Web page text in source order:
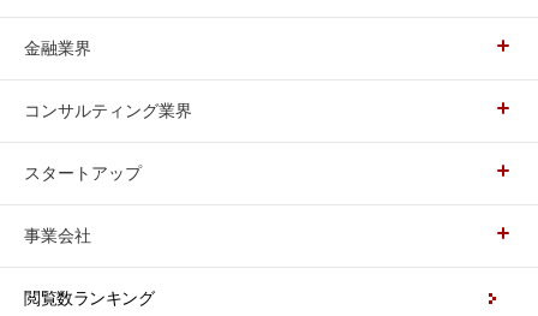
金融業界
コンサルティング業界
スタートアップ
事業会社
閲覧数ランキング